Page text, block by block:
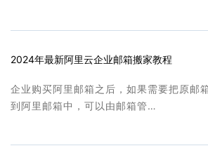
2024年最新阿里云企业邮箱搬家教程
企业购买阿里邮箱之后，如果需要把原邮
到阿里邮箱中，可以由邮箱管…